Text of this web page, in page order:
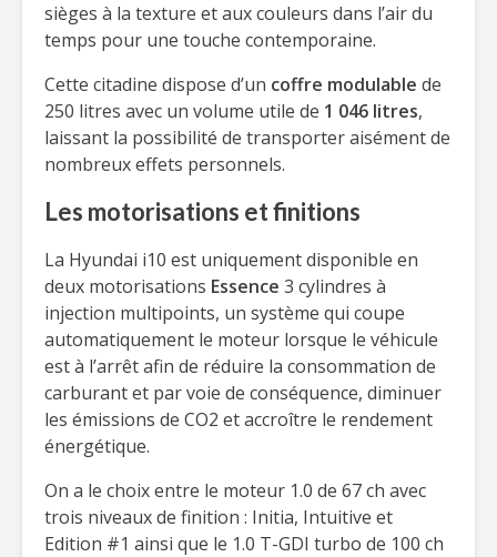
sièges à la texture et aux couleurs dans l’air du
temps pour une touche contemporaine.
Cette citadine dispose d’un coffre modulable de
250 litres avec un volume utile de 1 046 litres,
laissant la possibilité de transporter aisément de
nombreux effets personnels.
Les motorisations et finitions
La Hyundai i10 est uniquement disponible en
deux motorisations Essence 3 cylindres à
injection multipoints, un système qui coupe
automatiquement le moteur lorsque le véhicule
est à l’arrêt afin de réduire la consommation de
carburant et par voie de conséquence, diminuer
les émissions de CO2 et accroître le rendement
énergétique.
On a le choix entre le moteur 1.0 de 67 ch avec
trois niveaux de finition : Initia, Intuitive et
Edition #1 ainsi que le 1.0 T-GDI turbo de 100 ch